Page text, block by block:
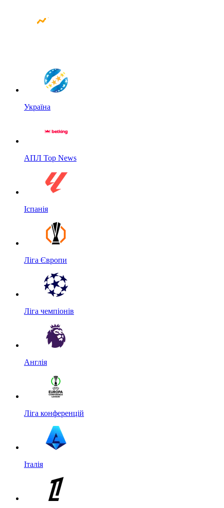
Україна
АПЛ Top News
Іспанія
Ліга Європи
Ліга чемпіонів
Англія
Ліга конференцій
Італія